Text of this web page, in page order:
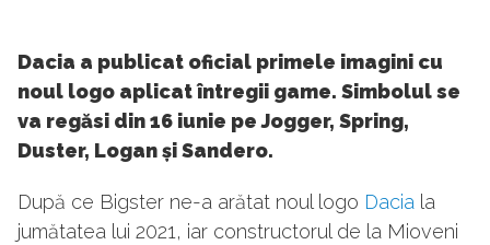
Dacia a publicat oficial primele imagini cu
noul logo aplicat întregii game. Simbolul se
va regăsi din 16 iunie pe Jogger, Spring,
Duster, Logan și Sandero.
După ce Bigster ne-a arătat noul logo Dacia la
jumătatea lui 2021, iar constructorul de la Mioveni